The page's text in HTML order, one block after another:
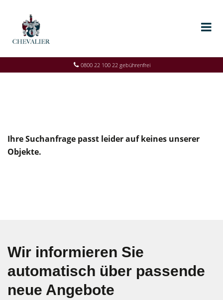
0800 22 100 22 gebührenfrei
Ihre Suchanfrage passt leider auf keines unserer
Objekte.
Wir informieren Sie
automatisch über passende
neue Angebote